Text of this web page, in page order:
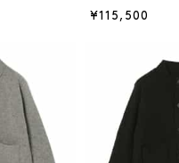
¥115,500